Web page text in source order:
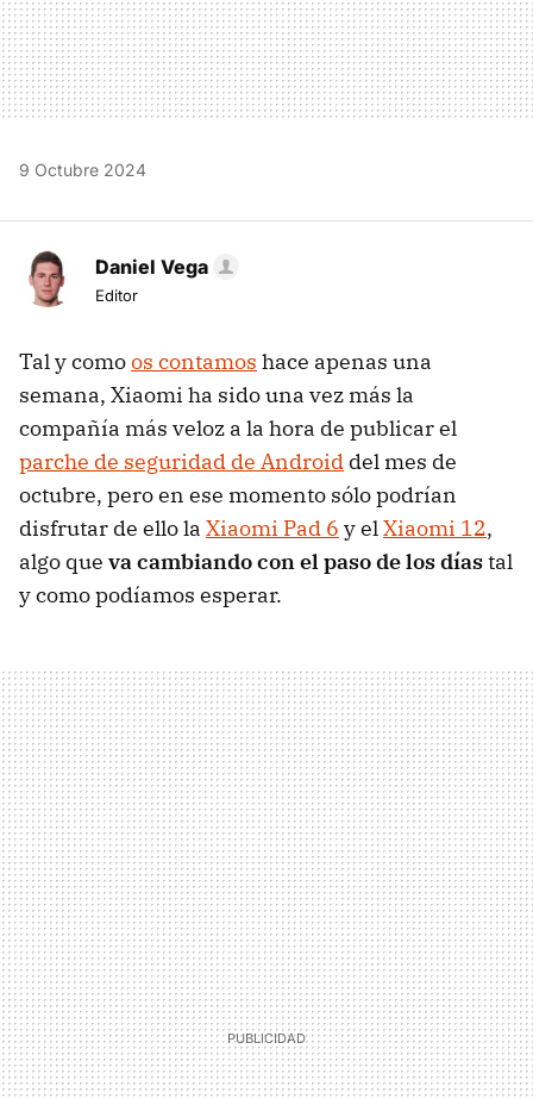
9 Octubre 2024
Daniel Vega
Editor
Tal y comoos contamos hace apenas una
semana, Xiaomi ha sido una vez más la
compañía más veloz a la hora de publicar el
parche de seguridad de Android del mes de
octubre, pero en ese momento sólo podrían
disfrutar de ello la Xiaomi Pad 6 y elXiaomi 12,
algo que va cambiando con el paso de los díastal
y como podíamos esperar.